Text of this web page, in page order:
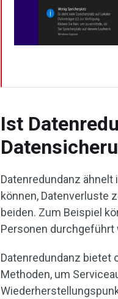
Ist
Datenredundanz ähnelt
können, Datenverluste
beiden. Zum Beispiel
Personen durchgeführt
Datenredundanz bietet
Methoden, um